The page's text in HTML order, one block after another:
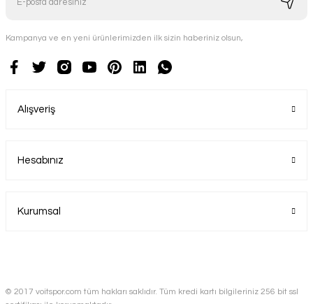
Kampanya ve en yeni ürünlerimizden ilk sizin haberiniz olsun,
Alışveriş
Hesabınız
Kurumsal
© 2017 voitspor.com tüm hakları saklıdır. Tüm kredi kartı bilgileriniz 256 bit ssl